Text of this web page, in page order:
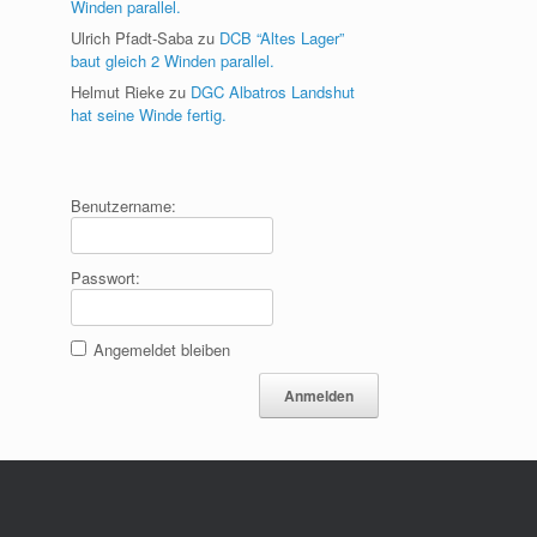
Winden parallel.
Ulrich Pfadt-Saba zu DCB “Altes Lager”
baut gleich 2 Winden parallel.
Helmut Rieke zu DGC Albatros Landshut
hat seine Winde fertig.
Benutzername:
Passwort:
Angemeldet bleiben
Anmelden